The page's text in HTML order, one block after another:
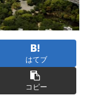
はてブ
コピー